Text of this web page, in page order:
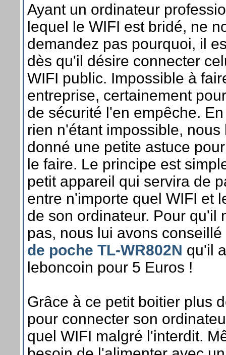
Ayant un ordinateur
lequel le WIFI est bridé, ne
demandez pas pourquoi, il
dès qu'il désire connecter
WIFI public. Impossible à
entreprise, certainement
de sécurité l'en empêche.
rien n'étant impossible, nous
donné une petite astuce
le faire. Le principe est
petit appareil qui servira de
entre n'importe quel WIFI et
de son ordinateur. Pour qu'il
pas, nous lui avons conseillé
de poche TL-WR802N qu'il
leboncoin pour 5 Euros !
Grâce à ce petit boitier plus
pour connecter son
quel WIFI malgré l'interdit.